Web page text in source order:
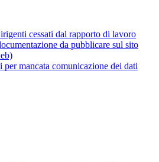
cessati dal rapporto di lavoro
da pubblicare sul sito
per mancata comunicazione dei dati